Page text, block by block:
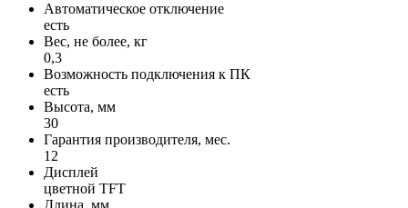
Автоматическое отключение
есть
Вес, не более, кг
0,3
Возможность подключения к ПК
есть
Высота, мм
30
Гарантия производителя, мес.
12
Дисплей
цветной TFT